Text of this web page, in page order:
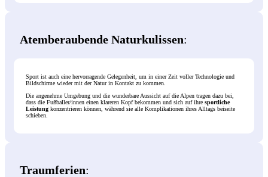
Atemberaubende Naturkulissen:
Sport ist auch eine hervorragende Gelegenheit, um in einer Zeit voller Technologie und
Bildschirme wieder mit der Natur in Kontakt zu kommen.
Die angenehme Umgebung und die wunderbare Aussicht auf die Alpen tragen dazu bei,
dass die Fußballer/innen einen klareren Kopf bekommen und sich auf ihre sportliche
Leistung konzentrieren können, während sie alle Komplikationen ihres Alltags beiseite
schieben.
Traumferien: